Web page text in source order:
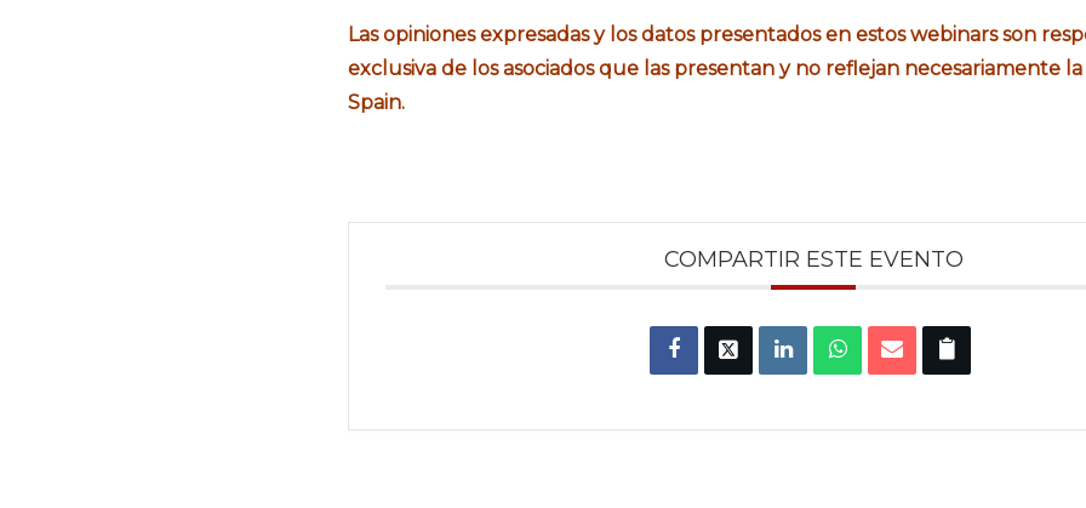
Las opiniones expresadas y los datos presentados en estos webinars son
exclusiva de los asociados que las presentan y no reflejan necesariamente
Spain.
COMPARTIR ESTE EVENTO